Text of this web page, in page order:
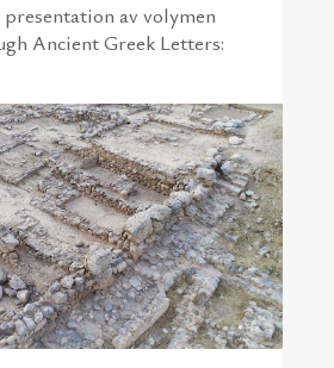
av volymen
Ancient Greek Letters: